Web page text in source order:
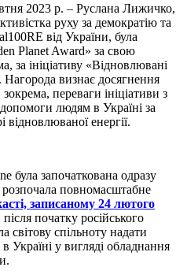
2023 р. – Руслана Лижичко,
руху за демократію та
від України, була
Planet Award» за свою
за ініціативу «Відновлювані
Нагорода визнає досягнення
переваги ініціативи з
людям в Україні за
енергії.
була започаткована одразу
розпочала повномасштабне
записаному 24 лютого
початку російського
світову спільноту надати
Україні у вигляді обладнання